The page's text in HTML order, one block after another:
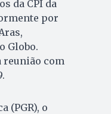
da CPI da
por
Globo.
reunião com
(PGR), o